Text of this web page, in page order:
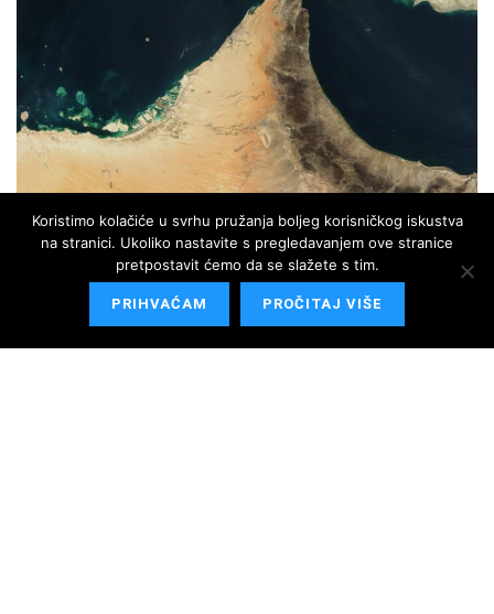
By Jacques Descloitres, MODIS Land Rapid Response Team, NASA/GSFC -
Cropped from: http://visibleearth.nasa.gov/view_rec.php?id=2363, Public
Domain, https://commons.wikimedia.org/w/index.php?curid=29529
Koristimo kolačiće u svrhu pružanja boljeg korisničkog iskustva
na stranici. Ukoliko nastavite s pregledavanjem ove stranice
pretpostavit ćemo da se slažete s tim.
PRIHVAĆAM PROČITAJ VIŠE